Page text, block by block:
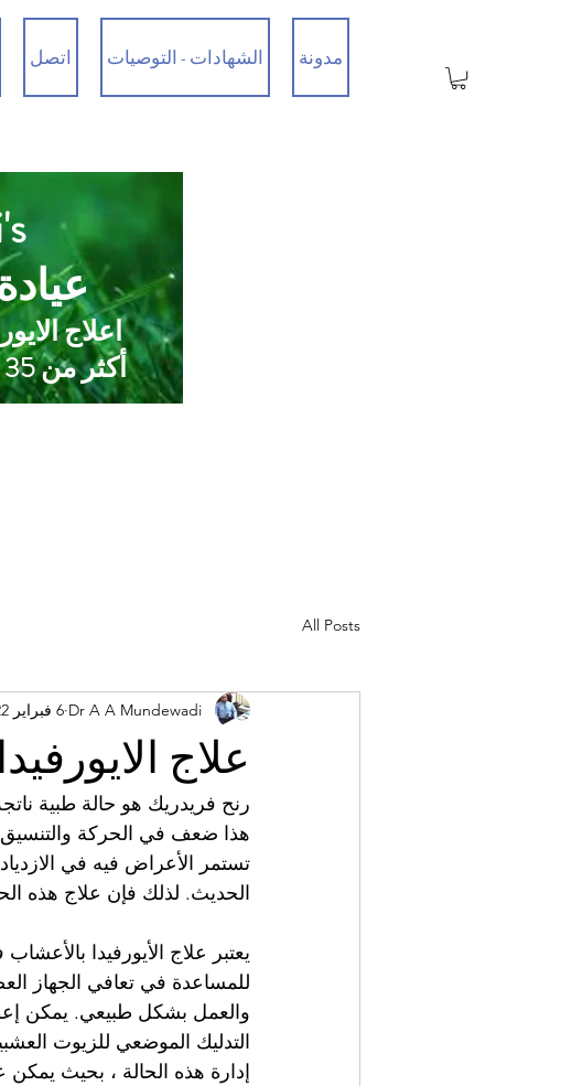
اتصل الشهادات - التوصيات مدونة
اعلاج
أكثر من 35 عامًا من الخبرة / تم علاج 3 مرضى لكح
All Posts
علاج
Dr A A Mundewadi 6 فبراير 2022
رنح فريدريك هو حالة طبية
هذا ضعف في الحركة
تستمر الأعراض فيه في
الحديث. لذلك فإن علاج هذه
يعتبر علاج الأيورفيدا
للمساعدة في تعافي الجهاز
والعمل بشكل طبيعي. يمكن
التدليك الموضعي للزيوت
إدارة هذه الحالة ، بحيث